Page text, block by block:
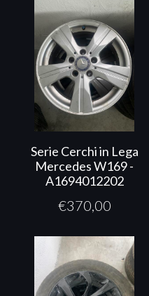
Serie Cerchi in Lega
Mercedes W169 -
A1694012202
€370,00